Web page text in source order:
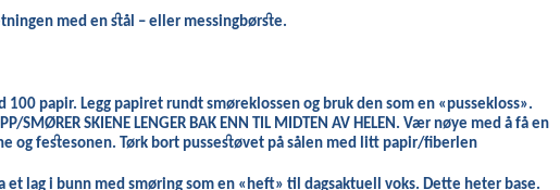
med en stål – eller messingbørste.
100 papir. Legg papiret rundt smøreklossen og bruk den som en «pussekloss».
SMØRER SKIENE LENGER BAK ENN TIL MIDTEN AV HELEN. Vær nøye med å få en
og festesonen. Tørk bort pussestøvet på sålen med litt papir/fiberlen
et lag i bunn med smøring som en «heft» til dagsaktuell voks. Dette heter base.